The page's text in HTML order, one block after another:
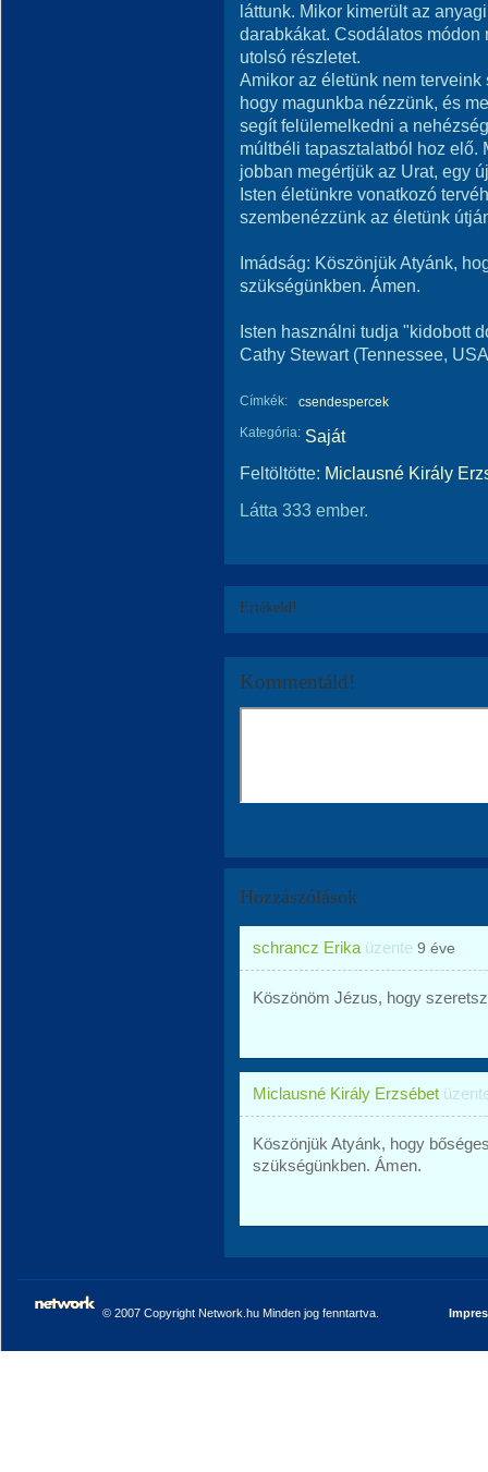
láttunk. Mikor kimerült az
darabkákat. Csodálatos
utolsó részletet.
Amikor az életünk nem
hogy magunkba nézzünk, és
segít felülemelkedni a
múltbéli tapasztalatból hoz elő.
jobban megértjük az Urat, egy
Isten életünkre vonatkozó
szembenézzünk az életünk
Imádság: Köszönjük Atyánk,
szükségünkben. Ámen.
Isten használni tudja "kidobott
Cathy Stewart (Tennessee,
Címkék:
csendespercek
Kategória: Saját
Feltöltötte: Miclausné Király
Látta 333 ember.
Értékeld!
Kommentáld!
Hozzászólások
schrancz Erika üzente 9 éve
Köszönöm Jézus, hogy
Miclausné Király Erzsébet
Köszönjük Atyánk, hogy
szükségünkben. Ámen.
© 2007 Copyright Network.hu Minden jog fenntartva.